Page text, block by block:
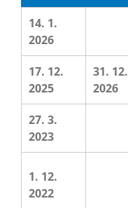
14. 1.
2026
17. 12.
2025
31. 12.
2026
27. 3.
2023
1. 12.
2022